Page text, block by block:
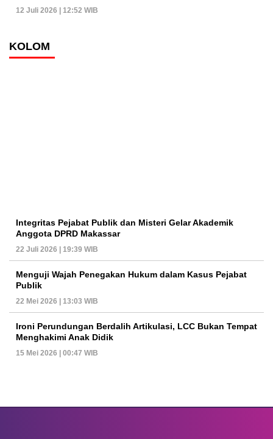
12 Juli 2026 | 12:52 WIB
KOLOM
Integritas Pejabat Publik dan Misteri Gelar Akademik
Anggota DPRD Makassar
22 Juli 2026 | 19:39 WIB
Menguji Wajah Penegakan Hukum dalam Kasus Pejabat
Publik
22 Mei 2026 | 13:03 WIB
Ironi Perundungan Berdalih Artikulasi, LCC Bukan Tempat
Menghakimi Anak Didik
15 Mei 2026 | 00:47 WIB